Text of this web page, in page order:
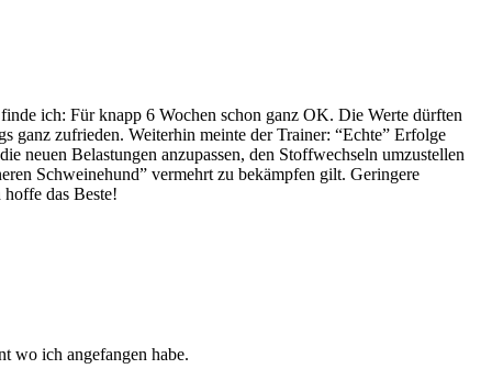
ich: Für knapp 6 Wochen schon ganz OK. Die Werte dürften
ganz zufrieden. Weiterhin meinte der Trainer: “Echte” Erfolge
neuen Belastungen anzupassen, den Stoffwechseln umzustellen
Schweinehund” vermehrt zu bekämpfen gilt. Geringere
das Beste!
wo ich angefangen habe.